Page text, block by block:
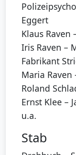
Eggert
Klaus Raven
Iris Raven –
Fabrikant
Maria Raven
Roland
Ernst Klee –
u.a.
Stab